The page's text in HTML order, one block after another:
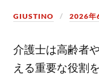
GIUSTINO 2026年
介護士は高齢者
える重要な役割